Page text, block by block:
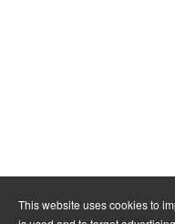
This website uses cookies to